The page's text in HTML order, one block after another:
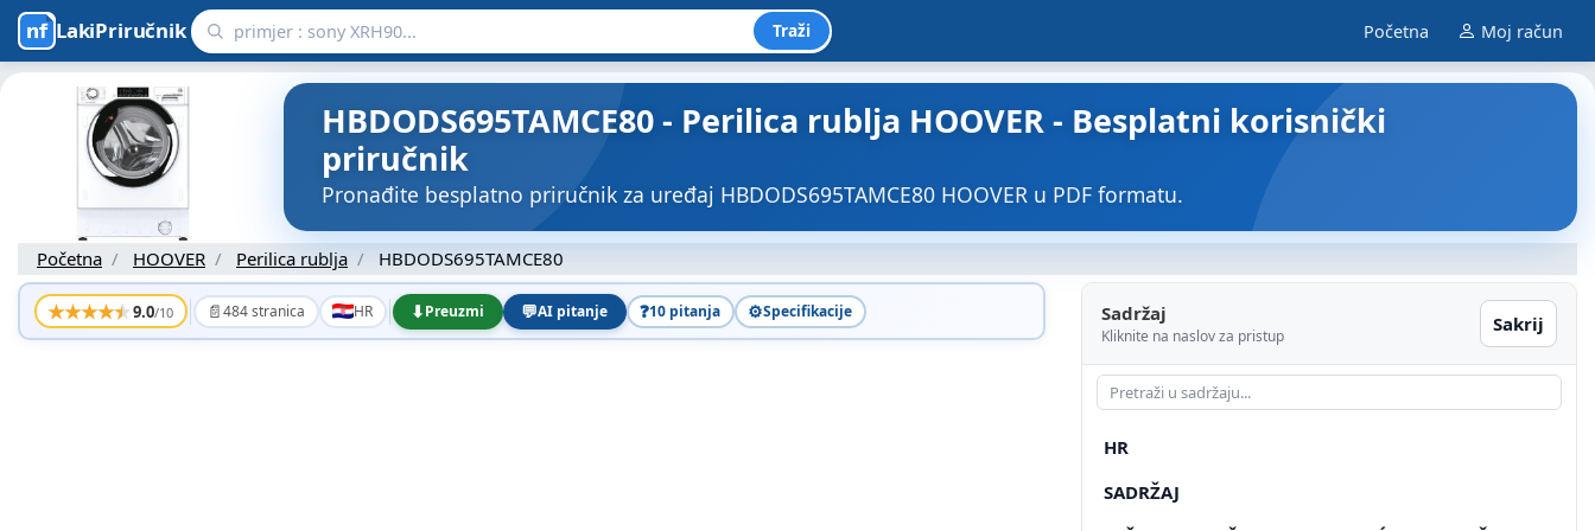
LakiPriručnik Traži Početna Moj račun
HBDODS695TAMCE80 - Perilica rublja HOOVER - Besplatni korisnički
priručnik
Pronađite besplatno priručnik za uređaj HBDODS695TAMCE80 HOOVER u PDF formatu.
Početna HOOVER Perilica rublja HBDODS695TAMCE80
★★★★★9.0/10 📄484 stranica HR ⬇Preuzmi 💬AI pitanje ❓10 pitanja ⚙️Specifikacije Sadržaj
Kliknite na naslov za pristup
Sakrij
HR
SADRŽAJ